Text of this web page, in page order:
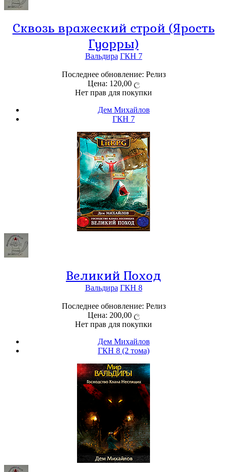
Сквозь вражеский строй (Ярость
Гуорры)
Вальдира ГКН 7
Последнее обновление: Релиз
Цена: 120,00 ල
Нет прав для покупки
Дем Михайлов
ГКН 7
Великий Поход
Вальдира ГКН 8
Последнее обновление: Релиз
Цена: 200,00 ල
Нет прав для покупки
Дем Михайлов
ГКН 8 (2 тома)